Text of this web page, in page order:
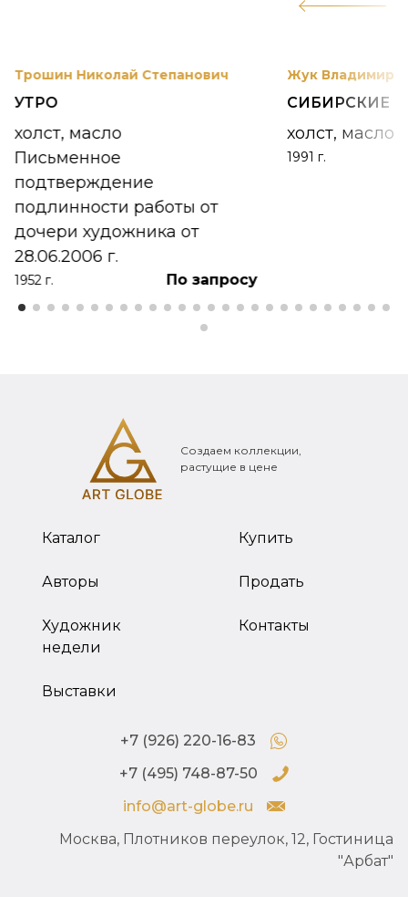
Трошин Николай Степанович
УТРО
холст, масло
Письменное
подтверждение
подлинности работы от
дочери художника от
28.06.2006 г.
1952 г. По запросу
Жук Владимир
СИБИРСКИЕ
холст, масло
1991 г.
Создаем коллекции,
растущие в цене
Каталог
Авторы
Художник
недели
Выставки
Купить
Продать
Контакты
+7 (926) 220-16-83
+7 (495) 748-87-50
info@art-globe.ru
Москва, Плотников переулок, 12, Гостиница
"Арбат"